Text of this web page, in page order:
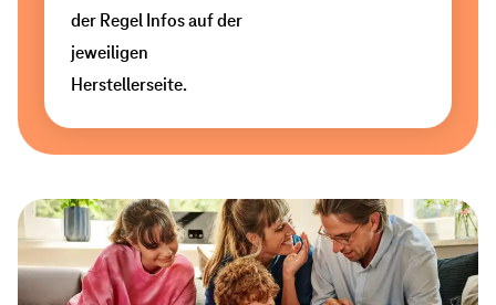
der Regel Infos auf der
jeweiligen
Herstellerseite.
eigenen
WLANs
führen.
Wenn
alle
in
Ihrem
Heimnetzwerk
Wenn
Ihr
Router
zwei
Frequenzbänder
ist
es
von